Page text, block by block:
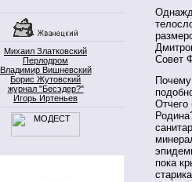
Михаил Златковский
Перлодром
Владимир Вишневский
Борис Жутовский
журнал "Бесэдер?"
Игорь Иртеньев
Совет
Отчего
пока